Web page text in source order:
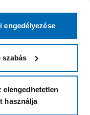
engedélyezése
szabás
elengedhetetlen
használja